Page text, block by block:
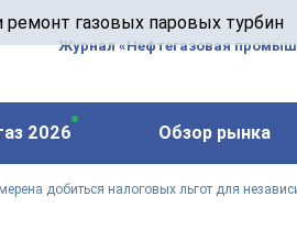
газовых паровых турбин
сервисом газовых и паровых
поршневых машин и
7802588950
Журнал «Нефтегазовая
2026 Обзор рынка
добиться налоговых льгот для